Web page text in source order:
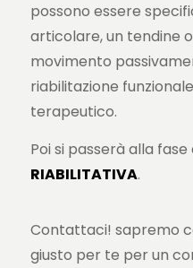
possono essere
articolare, un tendine
movimento
riabilitazione
terapeutico.
Poi si passerà alla fase
RIABILITATIVA.
Contattaci! sapremo
giusto per te per un